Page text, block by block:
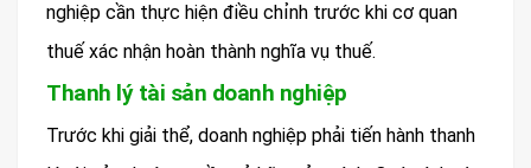
nghiệp cần thực hiện điều chỉnh trước khi cơ quan
thuế xác nhận hoàn thành nghĩa vụ thuế.
Thanh lý tài sản doanh nghiệp
Trước khi giải thể, doanh nghiệp phải tiến hành thanh